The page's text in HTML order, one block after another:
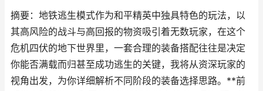
摘要：地铁逃生模式作为和平精英中独具特色的玩法，以
其高风险的战斗与高回报的物资吸引着无数玩家，在这个
危机四伏的地下世界里，一套合理的装备搭配往往是决定
你能否满载而归甚至成功逃生的关键，我将从资深玩家的
视角出发，为你详细解析不同阶段的装备选择思路。**前